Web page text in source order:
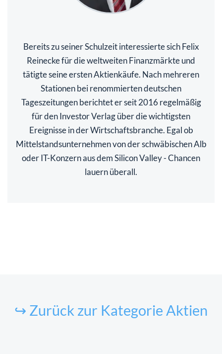
Bereits zu seiner Schulzeit interessierte sich Felix
Reinecke für die weltweiten Finanzmärkte und
tätigte seine ersten Aktienkäufe. Nach mehreren
Stationen bei renommierten deutschen
Tageszeitungen berichtet er seit 2016 regelmäßig
für den Investor Verlag über die wichtigsten
Ereignisse in der Wirtschaftsbranche. Egal ob
Mittelstandsunternehmen von der schwäbischen Alb
oder IT-Konzern aus dem Silicon Valley - Chancen
lauern überall.
↪ Zurück zur Kategorie Aktien